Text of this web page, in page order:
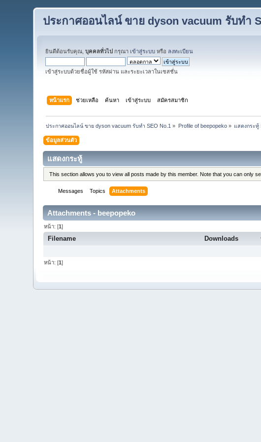
ประกาศออนไลน์ ขาย dyson vacuum รับทำ
ยินดีต้อนรับคุณ,บุคคลทั่วไป กรุณา เข้าสู่ระบบ หรือ ลงทะเบียน
เข้าสู่ระบบด้วยชื่อผู้ใช้ รหัสผ่าน และระยะเวลาในเซสชั่น
หน้าแรก ช่วยเหลือ ค้นหา เข้าสู่ระบบ สมัครสมาชิก
ประกาศออนไลน์ ขาย dyson vacuum รับทำ SEO No.1 » Profile of beepopeko» แสดงกระทู้
ข้อมูลส่วนตัว
แสดงกระทู้
This section allows you to view all posts made by this member. Note that you can only
Messages Topics Attachments
Attachments - beepopeko
หน้า: [1]
Filename Downloads
หน้า: [1]